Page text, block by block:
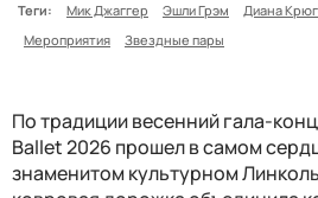
Теги:
Мик Джаггер Эшли Грэм Диана
Мероприятия
Звездные пары
По традиции весенний гала-
Ballet 2026 прошел в самом
знаменитом культурном